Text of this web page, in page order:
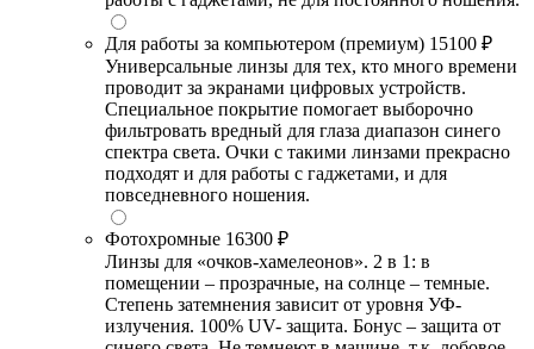
Для работы за компьютером (премиум) 15100 ₽
Универсальные линзы для тех, кто много времени
проводит за экранами цифровых устройств.
Специальное покрытие помогает выборочно
фильтровать вредный для глаза диапазон синего
спектра света. Очки с такими линзами прекрасно
подходят и для работы с гаджетами, и для
повседневного ношения.
Фотохромные 16300 ₽
Линзы для «очков-хамелеонов». 2 в 1: в
помещении – прозрачные, на солнце – темные.
Степень затемнения зависит от уровня УФ-
излучения. 100% UV- защита. Бонус – защита от